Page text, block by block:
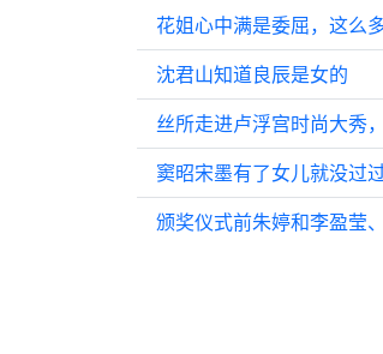
沈君山知道良辰是女的
窦昭宋墨有了女儿就没过
颁奖仪式前朱婷和李盈莹